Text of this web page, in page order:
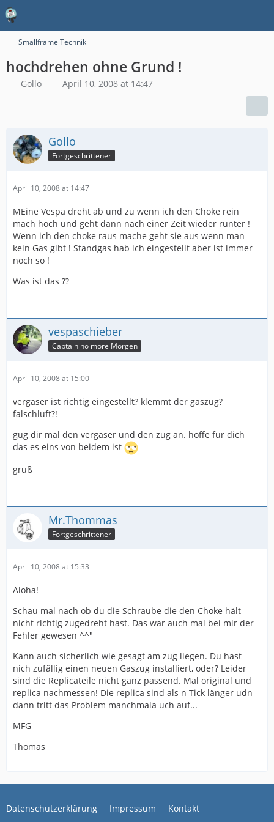
Smallframe Technik
hochdrehen ohne Grund !
Gollo April 10, 2008 at 14:47
Gollo
Fortgeschrittener
April 10, 2008 at 14:47
MEine Vespa dreht ab und zu wenn ich den Choke rein
mach hoch und geht dann nach einer Zeit wieder runter !
Wenn ich den choke raus mache geht sie aus wenn man
kein Gas gibt ! Standgas hab ich eingestellt aber ist immer
noch so !
Was ist das ??
vespaschieber
Captain no more Morgen
April 10, 2008 at 15:00
vergaser ist richtig eingestellt? klemmt der gaszug?
falschluft?!
gug dir mal den vergaser und den zug an. hoffe für dich
das es eins von beidem ist
gruß
Mr.Thommas
Fortgeschrittener
April 10, 2008 at 15:33
Aloha!
Schau mal nach ob du die Schraube die den Choke hält
nicht richtig zugedreht hast. Das war auch mal bei mir der
Fehler gewesen ^^"
Kann auch sicherlich wie gesagt am zug liegen. Du hast
nich zufällig einen neuen Gaszug installiert, oder? Leider
sind die Replicateile nicht ganz passend. Mal original und
replica nachmessen! Die replica sind als n Tick länger udn
dann tritt das Problem manchmala uch auf...
MFG
Thomas
Datenschutzerklärung Impressum Kontakt